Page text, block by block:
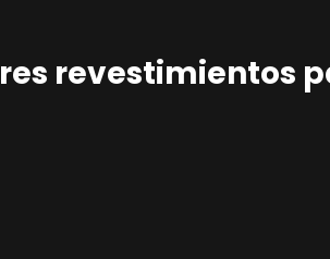
revestimientos